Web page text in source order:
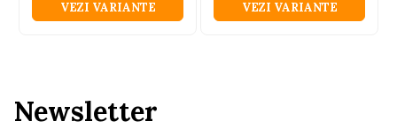
VEZI VARIANTE VEZI VARIANTE
Newsletter